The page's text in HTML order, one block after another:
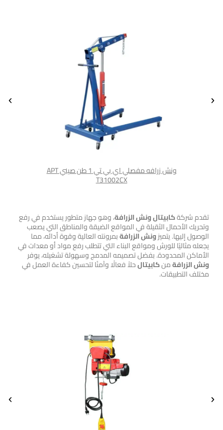
تقدم شركةكابيتالونش الزرافة، وهو جهاز متطور يستخدم في رفع
وتحريك الأحمال الثقيلة في المواقع الضيقة والمناطق التي يصعب
الوصول إليها. يتميزونش الزرافةبمرونته العالية وقوة أدائه، مما
يجعله مثاليًا للورش ومواقع البناء التي تتطلب رفع مواد أو معدات في
الأماكن المحدودة. بفضل تصميمه المدمج وسهولة تشغيله، يوفر
ونش الزرافةمنكابيتالحلاً فعالًا وآمنًا لتحسين كفاءة العمل في
مختلف التطبيقات.
ونش زرافه مفصلي اي بي تي 1 طن صيني APT
T31002CX